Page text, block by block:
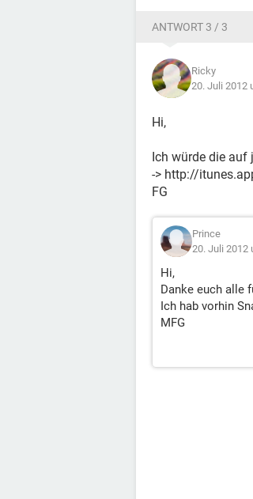
ANTWORT 3 / 3
Ricky
20. Juli 2012
Hi,
Ich würde die auf
-> http://
FG
Prince
20. Juli 2012
Hi,
Danke euch alle
Ich hab vorhin
MFG